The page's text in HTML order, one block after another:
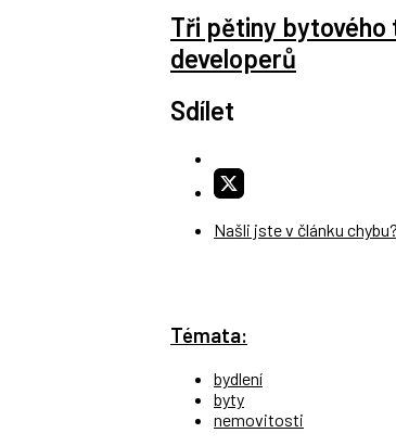
Tři pětiny bytového
developerů
Sdílet
Našli jste v článku chybu?
Témata:
bydlení
byty
nemovitosti